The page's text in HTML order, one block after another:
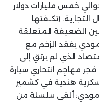
خمس مليارات دولار
(تكلفتها
الضعيفة المتعلقة
يفقد الزخم مع
الذي لم يرتقِ إلى
في 14 فبراير، فجر مهاجِم انتحاري سيارة
هندية في كشمير
مودي: ألقى سلسلة من